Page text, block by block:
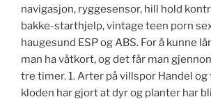
navigasjon, ryggesensor, hill hold
bakke-starthjelp, vintage teen porn
haugesund ESP og ABS. For å kunne
man ha våtkort, og det får man
tre timer. 1. Arter på villspor Handel
kloden har gjort at dyr og planter har